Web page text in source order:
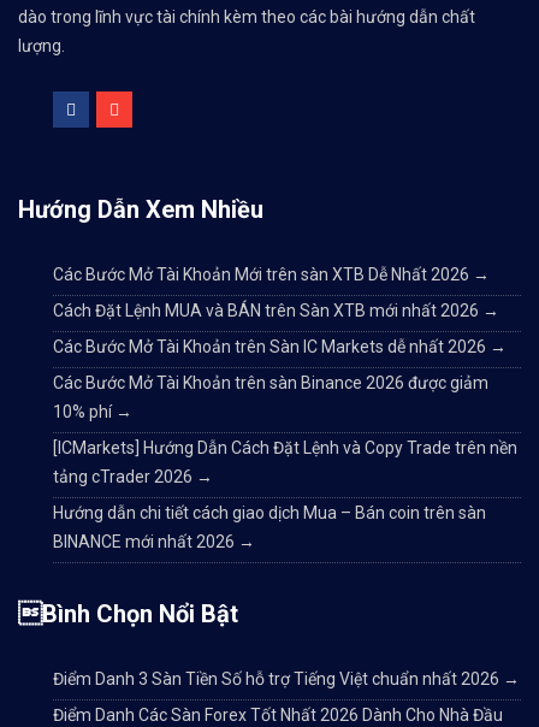
dào trong lĩnh vực tài chính kèm theo các bài hướng dẫn chất
lượng.
Hướng Dẫn Xem Nhiều
Các Bước Mở Tài Khoản Mới trên sàn XTB Dễ Nhất 2026 →
Cách Đặt Lệnh MUA và BÁN trên Sàn XTB mới nhất 2026 →
Các Bước Mở Tài Khoản trên Sàn IC Markets dễ nhất 2026 →
Các Bước Mở Tài Khoản trên sàn Binance 2026 được giảm
10% phí →
[ICMarkets] Hướng Dẫn Cách Đặt Lệnh và Copy Trade trên nền
tảng cTrader 2026 →
Hướng dẫn chi tiết cách giao dịch Mua – Bán coin trên sàn
BINANCE mới nhất 2026 →
Bình Chọn Nổi Bật
Điểm Danh 3 Sàn Tiền Số hỗ trợ Tiếng Việt chuẩn nhất 2026 →
Điểm Danh Các Sàn Forex Tốt Nhất 2026 Dành Cho Nhà Đầu